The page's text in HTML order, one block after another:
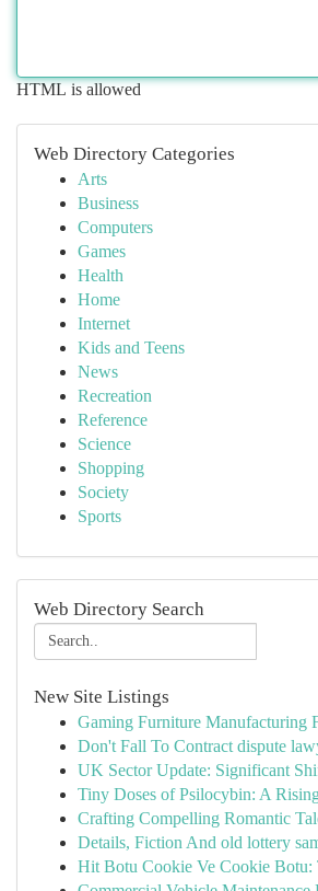
HTML is allowed
Web Directory Categories
Arts
Business
Computers
Games
Health
Home
Internet
Kids and Teens
News
Recreation
Reference
Science
Shopping
Society
Sports
Web Directory Search
New Site Listings
Gaming Furniture Manufacturing
Don't Fall To Contract dispute
UK Sector Update: Significant
Tiny Doses of Psilocybin: A
Crafting Compelling Romantic
Details, Fiction And old lottery
Hit Botu Cookie Ve Cookie Botu: